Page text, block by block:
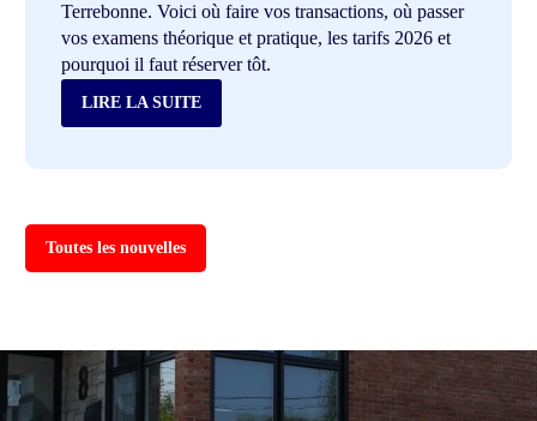
Terrebonne. Voici où faire vos transactions, où passer
vos examens théorique et pratique, les tarifs 2026 et
pourquoi il faut réserver tôt.
LIRE LA SUITE
Toutes les nouvelles